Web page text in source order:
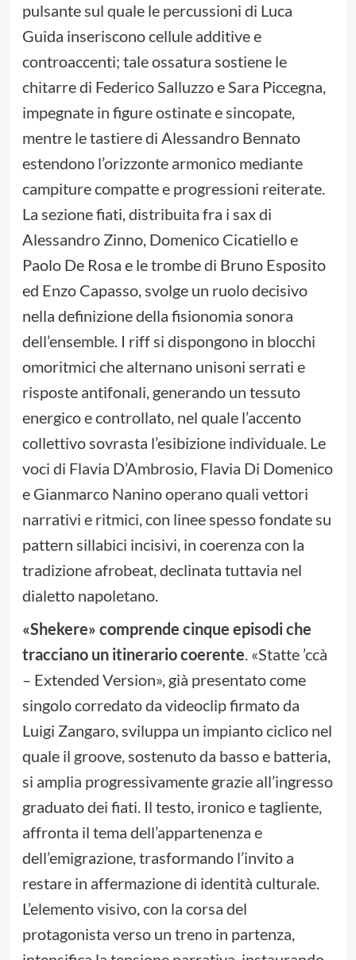
pulsante sul quale le percussioni di Luca
Guida inseriscono cellule additive e
controaccenti; tale ossatura sostiene le
chitarre di Federico Salluzzo e Sara Piccegna,
impegnate in figure ostinate e sincopate,
mentre le tastiere di Alessandro Bennato
estendono l’orizzonte armonico mediante
campiture compatte e progressioni reiterate.
La sezione fiati, distribuita fra i sax di
Alessandro Zinno, Domenico Cicatiello e
Paolo De Rosa e le trombe di Bruno Esposito
ed Enzo Capasso, svolge un ruolo decisivo
nella definizione della fisionomia sonora
dell’ensemble. I riff si dispongono in blocchi
omoritmici che alternano unisoni serrati e
risposte antifonali, generando un tessuto
energico e controllato, nel quale l’accento
collettivo sovrasta l’esibizione individuale. Le
voci di Flavia D’Ambrosio, Flavia Di Domenico
e Gianmarco Nanino operano quali vettori
narrativi e ritmici, con linee spesso fondate su
pattern sillabici incisivi, in coerenza con la
tradizione afrobeat, declinata tuttavia nel
dialetto napoletano.
«Shekere» comprende cinque episodi che
tracciano un itinerario coerente. «Statte ’ccà
– Extended Version», già presentato come
singolo corredato da videoclip firmato da
Luigi Zangaro, sviluppa un impianto ciclico nel
quale il groove, sostenuto da basso e batteria,
si amplia progressivamente grazie all’ingresso
graduato dei fiati. Il testo, ironico e tagliente,
affronta il tema dell’appartenenza e
dell’emigrazione, trasformando l’invito a
restare in affermazione di identità culturale.
L’elemento visivo, con la corsa del
protagonista verso un treno in partenza,